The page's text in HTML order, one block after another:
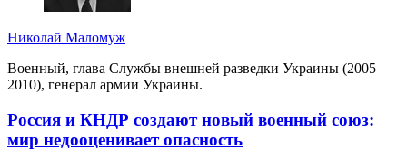
Николай Маломуж
Военный, глава Службы внешней разведки Украины (2005 –
2010), генерал армии Украины.
Россия и КНДР создают новый военный союз:
мир недооценивает опасность